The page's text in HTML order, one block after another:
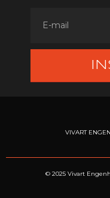
VIVART
© 2025 Vivart